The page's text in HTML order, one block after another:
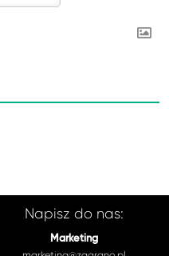
Napisz do nas:
Marketing